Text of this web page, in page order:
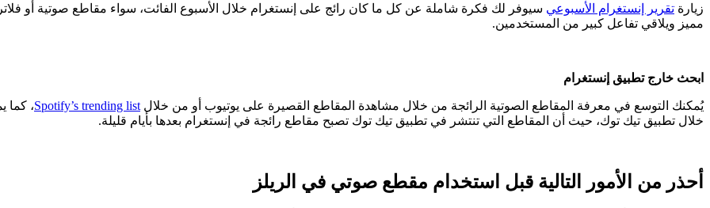
زيارة تقرير إنستغرام الأسبوعي سيوفر لك فكرة شاملة عن كل ما كان رائج على إنستغرام خلال الأسبوع الفائت، سواء مقاطع صوتية أو
مميز ويلاقي تفاعل كبير من المستخدمين.
ابحث خارج تطبيق إنستغرام
يُمكنك التوسع في معرفة المقاطع الصوتية الرائجة من خلال مشاهدة المقاطع القصيرة على يوتيوب أو من خلال Spotify’s trending list، كما
خلال تطبيق تيك توك، حيث أن المقاطع التي تنتشر في تطبيق تيك توك تصبح مقاطع رائجة في إنستغرام بعدها بأيام قليلة.
أحذر من الأمور التالية قبل استخدام مقطع صوتي في الريلز